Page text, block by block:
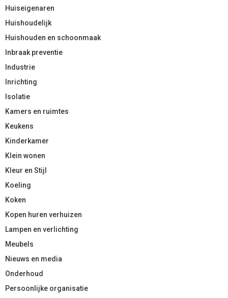
Huiseigenaren
Huishoudelijk
Huishouden en schoonmaak
Inbraak preventie
Industrie
Inrichting
Isolatie
Kamers en ruimtes
Keukens
Kinderkamer
Klein wonen
Kleur en Stijl
Koeling
Koken
Kopen huren verhuizen
Lampen en verlichting
Meubels
Nieuws en media
Onderhoud
Persoonlijke organisatie